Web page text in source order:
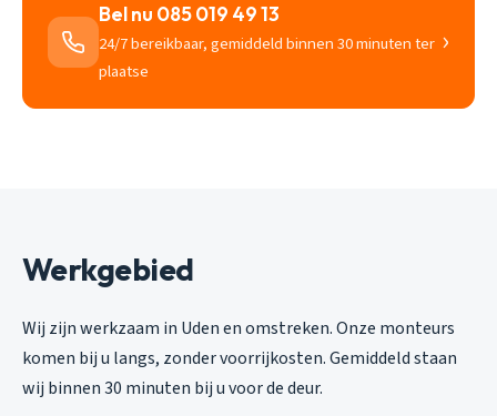
Bel nu 085 019 49 13
24/7 bereikbaar, gemiddeld binnen 30 minuten ter
plaatse
›
Werkgebied
Wij zijn werkzaam in Uden en omstreken. Onze monteurs
komen bij u langs, zonder voorrijkosten. Gemiddeld staan
wij binnen 30 minuten bij u voor de deur.